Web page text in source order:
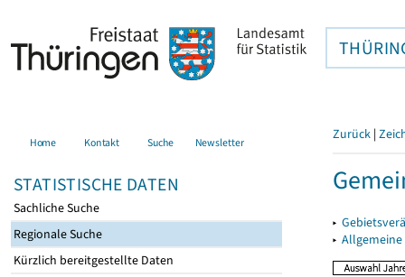
Home Kontakt Suche Newsletter
STATISTISCHE DATEN
Sachliche Suche
Regionale Suche
Kürzlich bereitgestellte Daten
Zurück |
▸
▸